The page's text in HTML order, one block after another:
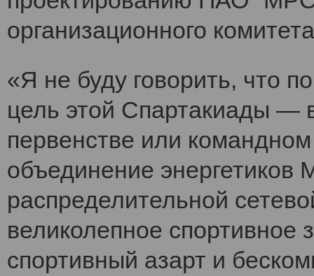
организационного
«Я не буду говорить, что
цель этой Спартакиады —
первенстве или
объединение энергетиков
распределительной
великолепное
спортивный азарт и